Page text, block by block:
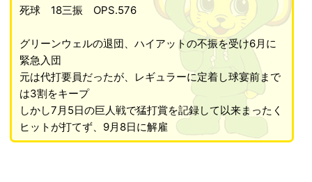
死球 18三振 OPS.576
グリーンウェルの退団、ハイアットの不振を受け6月に
緊急入団
元は代打要員だったが、レギュラーに定着し球宴前まで
は3割をキープ
しかし7月5日の巨人戦で猛打賞を記録して以来まったく
ヒットが打てず、9月8日に解雇